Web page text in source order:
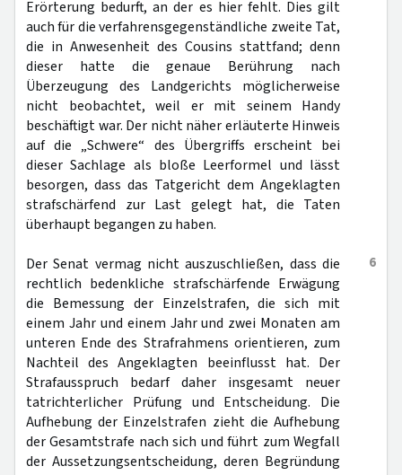
Erörterung bedurft, an der es hier fehlt. Dies gilt
auch für die verfahrensgegenständliche zweite Tat,
die in Anwesenheit des Cousins stattfand; denn
dieser hatte die genaue Berührung nach
Überzeugung des Landgerichts möglicherweise
nicht beobachtet, weil er mit seinem Handy
beschäftigt war. Der nicht näher erläuterte Hinweis
auf die „Schwere“ des Übergriffs erscheint bei
dieser Sachlage als bloße Leerformel und lässt
besorgen, dass das Tatgericht dem Angeklagten
strafschärfend zur Last gelegt hat, die Taten
überhaupt begangen zu haben.
6
Der Senat vermag nicht auszuschließen, dass die
rechtlich bedenkliche strafschärfende Erwägung
die Bemessung der Einzelstrafen, die sich mit
einem Jahr und einem Jahr und zwei Monaten am
unteren Ende des Strafrahmens orientieren, zum
Nachteil des Angeklagten beeinflusst hat. Der
Strafausspruch bedarf daher insgesamt neuer
tatrichterlicher Prüfung und Entscheidung. Die
Aufhebung der Einzelstrafen zieht die Aufhebung
der Gesamtstrafe nach sich und führt zum Wegfall
der Aussetzungsentscheidung, deren Begründung